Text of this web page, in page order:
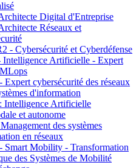
Digital d'Entreprise
Réseaux et
- Cybersécurité et Cyberdéfense
Artificielle - Expert
Expert cybersécurité des réseaux
d'information
Intelligence Artificielle
et autonome
des systèmes
en réseaux
Smart Mobility - Transformation
des Systèmes de Mobilité